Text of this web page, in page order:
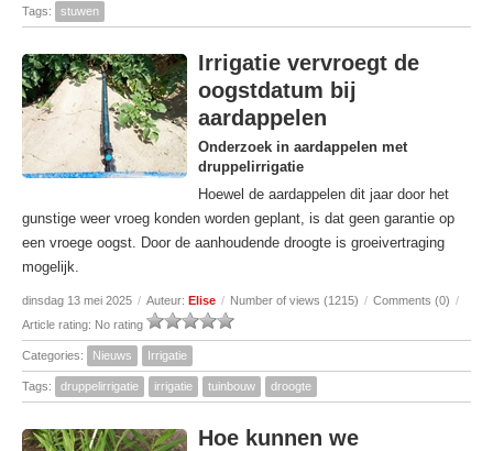
Tags: stuwen
Irrigatie vervroegt de
oogstdatum bij
aardappelen
Onderzoek in aardappelen met
druppelirrigatie
Hoewel de aardappelen dit jaar door het
gunstige weer vroeg konden worden geplant, is dat geen garantie op
een vroege oogst. Door de aanhoudende droogte is groeivertraging
mogelijk.
dinsdag 13 mei 2025 / Auteur: Elise / Number of views (1215) / Comments (0) /
Article rating: No rating
Categories: Nieuws Irrigatie
Tags: druppelirrigatie irrigatie tuinbouw droogte
Hoe kunnen we